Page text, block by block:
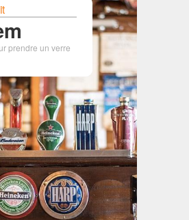
prendre un verre